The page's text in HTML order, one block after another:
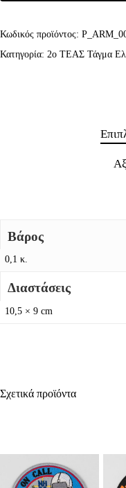
Κωδικός προϊόντος:
Κατηγορία: 2ο ΤΕΑΣ Τάγμα
Βάρος
0,1 κ.
Διαστάσεις
10,5 × 9 cm
Σχετικά προϊόντα